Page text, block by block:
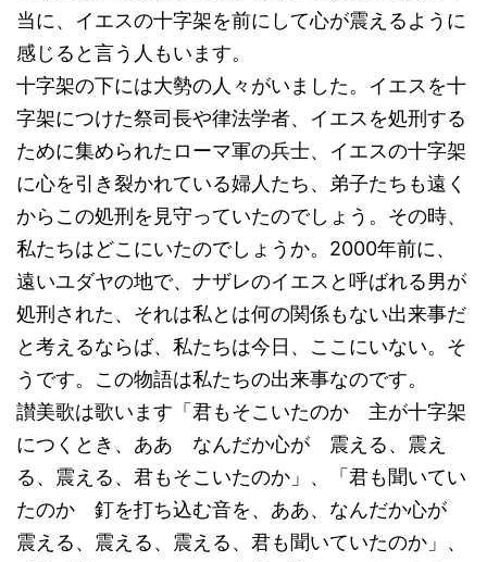
当に、イエスの十字架を前にして心が震えるように
感じると言う人もいます。
十字架の下には大勢の人々がいました。イエスを十
字架につけた祭司長や律法学者、イエスを処刑する
ために集められたローマ軍の兵士、イエスの十字架
に心を引き裂かれている婦人たち、弟子たちも遠く
からこの処刑を見守っていたのでしょう。その時、
私たちはどこにいたのでしょうか。2000年前に、
遠いユダヤの地で、ナザレのイエスと呼ばれる男が
処刑された、それは私とは何の関係もない出来事だ
と考えるならば、私たちは今日、ここにいない。そ
うです。この物語は私たちの出来事なのです。
讃美歌は歌います「君もそこいたのか 主が十字架
につくとき、ああ なんだか心が 震える、震え
る、震える、君もそこいたのか」、「君も聞いてい
たのか 釘を打ち込む音を、ああ、なんだか心が
震える、震える、震える、君も聞いていたのか」、